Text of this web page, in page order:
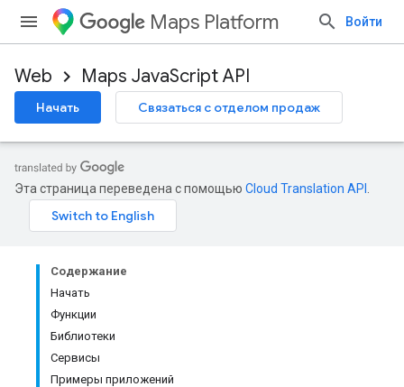
Maps Platform Войти
Web Maps JavaScript API
Начать Связаться с отделом продаж
Эта страница переведена с помощью Cloud Translation API
Содержание
Начать
Функции
Библиотеки
Сервисы
Примеры приложений